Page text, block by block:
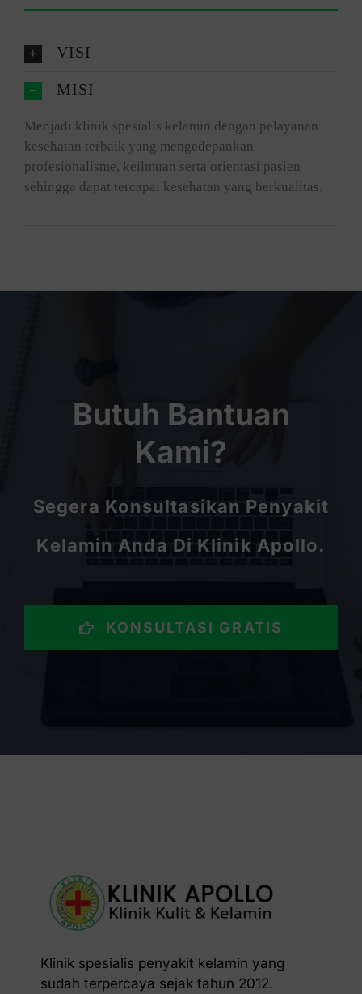
VISI
MISI
Menjadi klinik spesialis kelamin dengan pelayanan
kesehatan terbaik yang mengedepankan
profesionalisme, keilmuan serta orientasi pasien
sehingga dapat tercapai kesehatan yang berkualitas.
Butuh Bantuan
Kami?
Segera Konsultasikan Penyakit
Kelamin Anda Di Klinik Apollo.
KONSULTASI GRATIS
Klinik spesialis penyakit kelamin yang
sudah terpercaya sejak tahun 2012.